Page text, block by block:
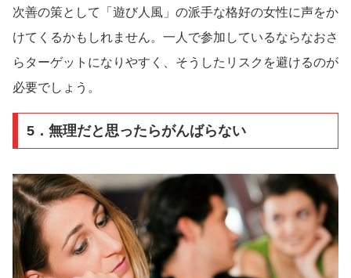
次善の策として「遊び人風」の派手な格好の女性に声をか
けてくるかもしれません。一人で参加しているならなおさ
らターゲットになりやすく、そうしたリスクを避けるのが
必要でしょう。
5．無理だと思ったらがんばらない